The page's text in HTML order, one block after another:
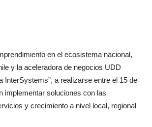
en el ecosistema nacional,
y la aceleradora de negocios UDD
InterSystems”, a realizarse entre el 15 de
implementar soluciones con las
y crecimiento a nivel local, regional